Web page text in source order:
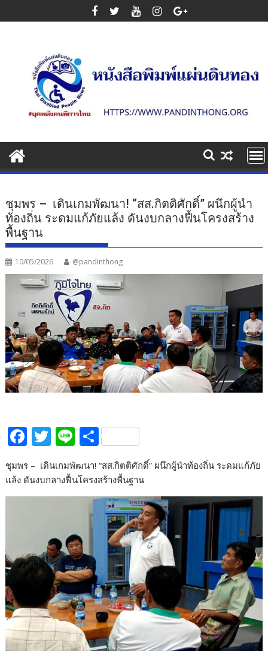
to
ชุมพร – เดินเกมพัฒนา! “สส.กิตติศักดิ์” ผนึกผู้นำ
ท้องถิ่น ระดมแก้ภัยแล้ง ดันงบกลางฟื้นโครงสร้าง
พื้นฐาน
10/05/2026 @pandinthong
F
ac
e
b
k
T
itt
er
Li
n
e
S
ar
e
ชุมพร – เดินเกมพัฒนา! “สส.กิตติศักดิ์” ผนึกผู้นำท้องถิ่น ระดมแก้ภัย
แล้ง ดันงบกลางฟื้นโครงสร้างพื้นฐาน